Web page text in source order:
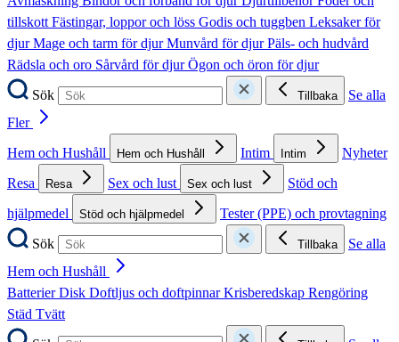
tillskottFästingar, loppor och löss Godis och tuggben Leksaker för
djurMage och tarm för djurMunvård för djurPäls- och hudvård
Rädsla och oro Sårvård för djurÖgon och öron för djur
Sök
Tillbaka
Se alla
Fler
Hem och Hushåll
Hem och Hushåll Intim Intim
Nyheter
Resa
Resa Sex och lust Sex och lust
Stöd och
hjälpmedel
Stöd och hjälpmedel
Tester (PPE) och provtagning
Sök
Tillbaka
Se alla
Hem och Hushåll
BatterierDisk Doftljus och doftpinnarKrisberedskap Rengöring
Städ Tvätt